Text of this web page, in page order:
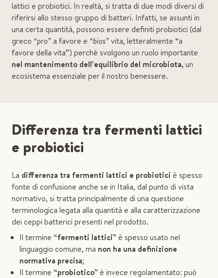
lattici e probiotici. In realtà, si tratta di due modi diversi di
riferirsi allo stesso gruppo di batteri. Infatti, se assunti in
una certa quantità, possono essere definiti probiotici (dal
greco “pro” a favore e “bios”vita, letteralmente “a
favore della vita”) perché svolgono un ruolo importante
nel mantenimento dell’equilibrio del microbiota, un
ecosistema essenziale per il nostro benessere.
Differenza tra fermenti lattici
e probiotici
La differenza tra fermenti lattici e probiotici è spesso
fonte di confusione anche se in Italia, dal punto di vista
normativo, si tratta principalmente di una questione
terminologica legata alla quantità e alla caratterizzazione
dei ceppi batterici presenti nel prodotto.
Il termine “fermenti lattici” è spesso usato nel
linguaggio comune, ma non ha una definizione
normativa precisa;
Il termine “probiotico” è invece regolamentato: può